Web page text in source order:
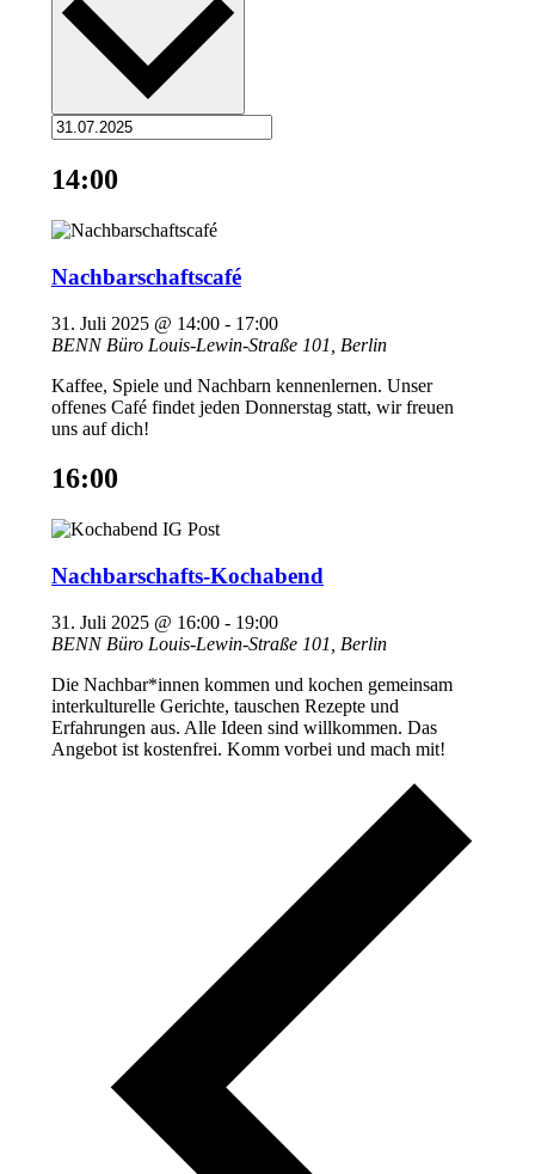
14:00
Nachbarschaftscafé
31. Juli 2025 @ 14:00 - 17:00
BENN Büro Louis-Lewin-Straße 101, Berlin
Kaffee, Spiele und Nachbarn kennenlernen. Unser
offenes Café findet jeden Donnerstag statt, wir freuen
uns auf dich!
16:00
Nachbarschafts-Kochabend
31. Juli 2025 @ 16:00 - 19:00
BENN Büro Louis-Lewin-Straße 101, Berlin
Die Nachbar*innen kommen und kochen gemeinsam
interkulturelle Gerichte, tauschen Rezepte und
Erfahrungen aus. Alle Ideen sind willkommen. Das
Angebot ist kostenfrei. Komm vorbei und mach mit!